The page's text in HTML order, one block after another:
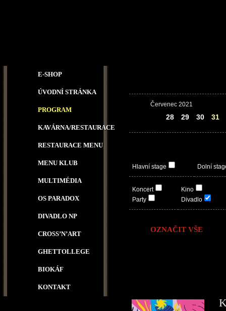
E-SHOP
ÚVODNÍ STRÁNKA
PROGRAM
KAVÁRNA/RESTAURACE
RESTAURACE MENU
MENU KLUB
MULTIMÉDIA
OS PARADOX
DIVADLO NP
CROSS’N’ART
GHETTOLLEGE
BIOKÁF
KONTAKT
Červenec 2021
28 29 30 31
Hlavní stage Dolní
Koncert
Party
Kino
Divadlo
OZNAČIT VŠE